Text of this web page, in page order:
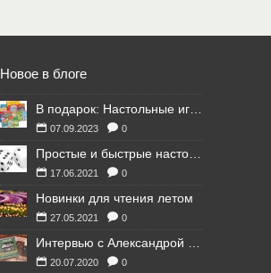
Новое в блоге
07.09.2023 0
17.06.2021 0
Новинки для чтения летом
27.05.2021 0
20.07.2020 0